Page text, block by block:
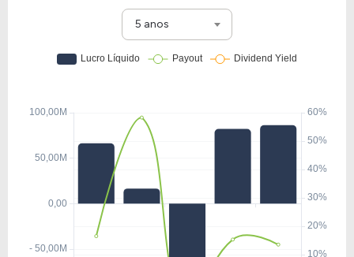
5 anos